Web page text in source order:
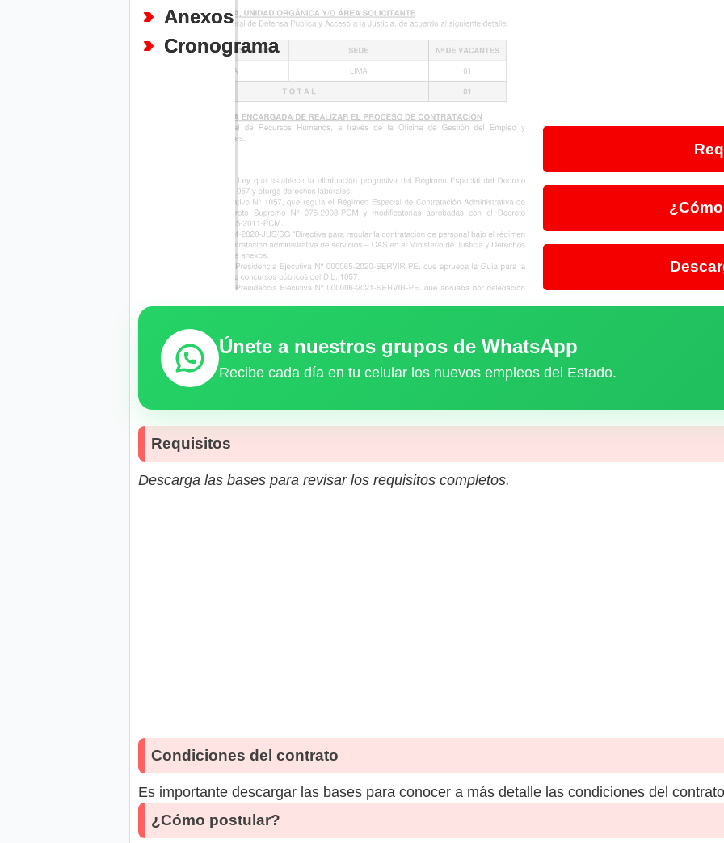
Anexos
Cronograma
Únete a nuestros grupos de WhatsApp
Recibe cada día en tu celular los nuevos empleos del Estado.
Requisitos
Descarga las bases para revisar los requisitos completos.
Condiciones del contrato
Es importante descargar las bases para conocer a más detalle las condiciones del
¿Cómo postular?